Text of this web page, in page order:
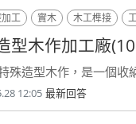
工 實木 木工榫接
型木作加工廠
殊造型木作，是一個收
12:05 最新回答